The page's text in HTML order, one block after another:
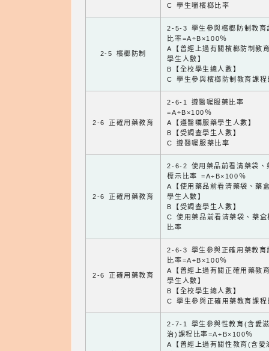
C 學生嚼檳榔比率
2-5 檳榔防制
2-5-3 學生參與檳榔防制教育
比率=A÷B×100％
A【曾經上過有關檳榔防制教
學生人數】
B【全校學生總人數】
C 學生參與檳榔防制教育課程
2-6 正確用藥教育
2-6-1 遵醫囑服藥比率
=A÷B×100％
A【遵醫囑服藥學生人數】
B【受調查學生人數】
C 遵醫囑服藥比率
2-6 正確用藥教育
2-6-2 使用藥品前看清藥袋、
標示比率 =A÷B×100％
A【使用藥品前看清藥袋、藥
學生人數】
B【受調查學生人數】
C 使用藥品前看清藥袋、藥盒
比率
2-6 正確用藥教育
2-6-3 學生參與正確用藥教育
比率=A÷B×100％
A【曾經上過有關正確用藥教
學生人數】
B【全校學生總人數】
C 學生參與正確用藥教育課程
2-7-1 學生參與性教育(含愛
治)課程比率=A÷B×100％
A【曾經上過有關性教育(含愛